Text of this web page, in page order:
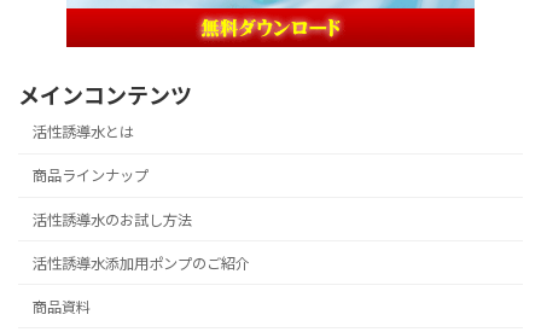
メインコンテンツ
活性誘導水とは
商品ラインナップ
活性誘導水のお試し方法
活性誘導水添加用ポンプのご紹介
商品資料